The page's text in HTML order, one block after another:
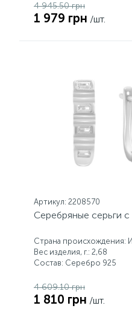
4 945.50 грн
1 979 грн /шт.
Артикул: 2208570
Серебряные серьги
Страна происхождения:
Вес изделия, г.: 2,68
Состав: Серебро 925
4 609.10 грн
1 810 грн /шт.